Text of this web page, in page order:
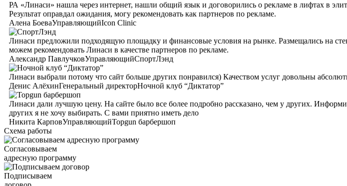
РА «Линаси» нашла через интернет, нашли общий язык и договорились о рекламе в лифтах в
Результат оправдал ожидания, могу рекомендовать как партнеров по рекламе.
Алена БоеваУправляющийIcon Clinic
Линаси предложили подходящую площадку и финансовые условия на рынке. Размещались на
можем рекомендовать Линаси в качестве партнеров по рекламе.
Александр ПавлучковУправляющийСпортЛэнд
Линаси выбрали потому что сайт больше других понравился) Качеством услуг довольны
Денис АлёхинГенеральный директорНочной клуб “Диктатор”
Линаси дали лучшую цену. На сайте было все более подробно рассказано, чем у других.
других я не хочу выбирать. С вами приятно иметь дело
Никита КарповУправляющийTopgun барбершоп
Схема работы
Согласовываем
адресную программу
Подписываем